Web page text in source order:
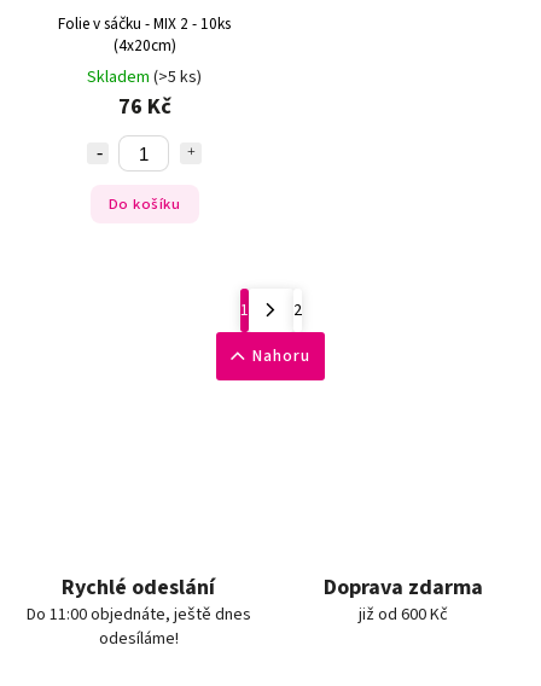
Folie v sáčku - MIX 2 - 10ks
(4x20cm)
Skladem (>5 ks)
76 Kč
Do košíku
1
2
Nahoru
Rychlé odeslání
Do 11:00 objednáte, ještě dnes
odesíláme!
Doprava zdarma
již od 600 Kč